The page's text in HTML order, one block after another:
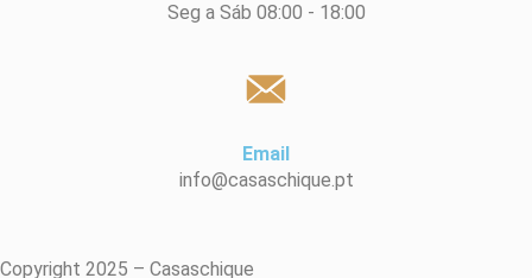
Seg a Sáb 08:00 - 18:00
Email
info@casaschique.pt
Copyright 2025 – Casaschique